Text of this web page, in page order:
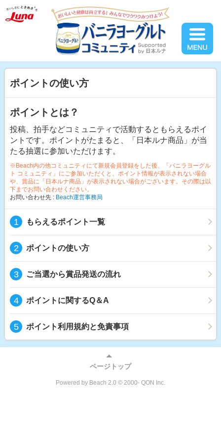
ポイントの使い方
ポイントとは？
投稿、拍手などコミュニティで活動するともらえるポイ
ントです。ポイントがたまると、「日本ルナ商品」が当
たる抽選に参加いただけます。
※Beach内の他コミュニティにて新規会員登録をした後、「バニラヨーグル
ト コミュニティ」にご参加いただくと、ポイント情報が表示されない場合
や、賞品に「日本ルナ商品」が表示されない場合がございます。その際は以
下までお問い合わせください。
お問い合わせ先 : Beach運営事務局
もらえるポイント一覧
ポイントの使い方
ご当選から賞品発送の流れ
ポイントに関するQ＆A
ポイント利用規約と免責事項
ページトップ
Powered by Beach 2.0 © 2000- QON Inc.